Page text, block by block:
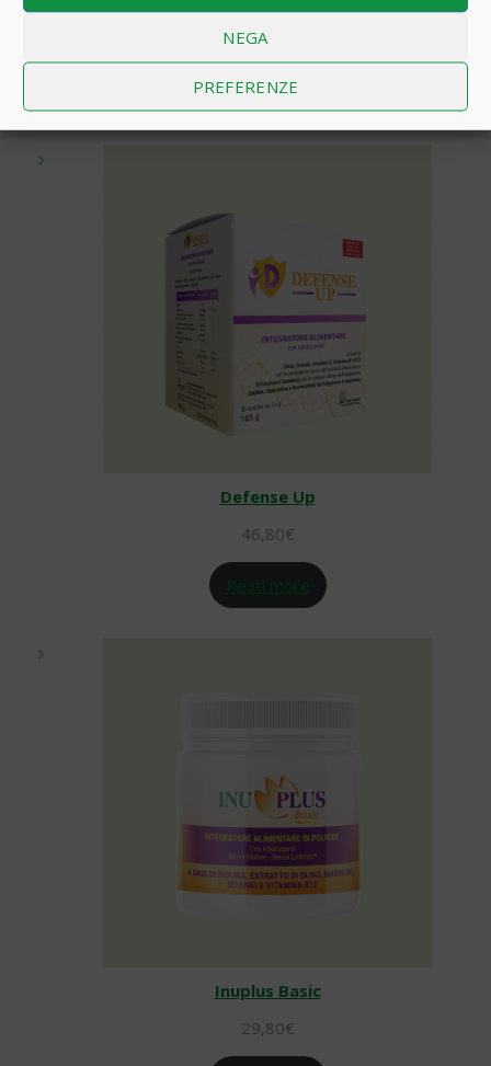
NEGA
PREFERENZE
carboidrati, poiché la fibra non può essere scomposta o
assorbita dal sistema digestivo. Quando viene
consumata, la fibra solubile assorbe l’acqua e
successivamente si trasforma in una sostanza simile a
un gel.
Defense Up
46,80€
Read more
Inuplus Basic
29,80€